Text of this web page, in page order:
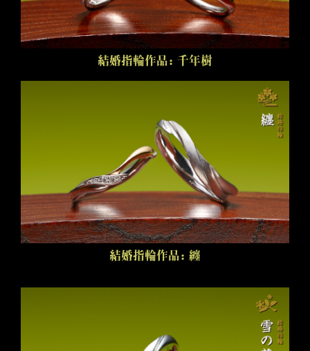
結婚指輪作品：千年樹
結婚指輪作品：纏